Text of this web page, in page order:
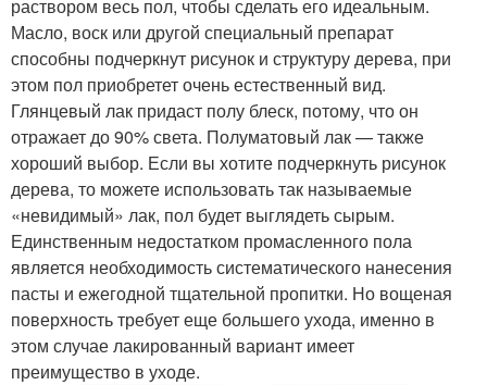
раствором весь пол, чтобы сделать его идеальным.
Масло, воск или другой специальный препарат
способны подчеркнут рисунок и структуру дерева, при
этом пол приобретет очень естественный вид.
Глянцевый лак придаст полу блеск, потому, что он
отражает до 90% света. Полуматовый лак — также
хороший выбор. Если вы хотите подчеркнуть рисунок
дерева, то можете использовать так называемые
«невидимый» лак, пол будет выглядеть сырым.
Единственным недостатком промасленного пола
является необходимость систематического нанесения
пасты и ежегодной тщательной пропитки. Но вощеная
поверхность требует еще большего ухода, именно в
этом случае лакированный вариант имеет
преимущество в уходе.